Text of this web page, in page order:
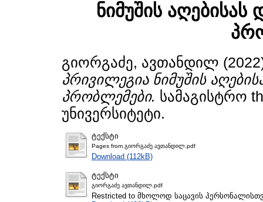
ნიმუშის
გიორგაძე, ავთანდილ
პრივილეგია ნიმუშის
პრობლემები. სამაგისტრო
უნივერსიტეტი.
ტექსტი
Pages from გიორგაძე ავთანდილ.pdf
Download (112kB)
ტექსტი
გიორგაძე ავთანდილ.pdf
Restricted to მხოლოდ საცავის